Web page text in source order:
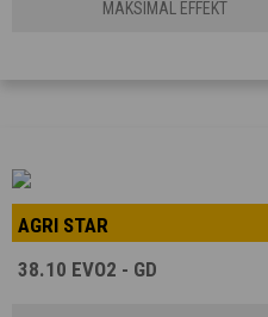
MAKSIMAL EFFEKT
AGRI STAR
38.10 EVO2 - GD